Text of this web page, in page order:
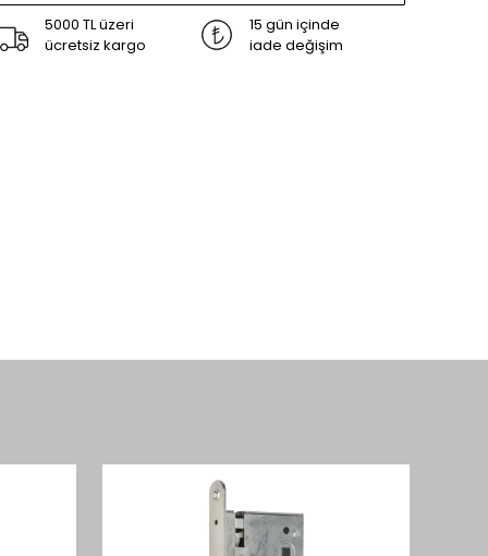
5000 TL üzeri
ücretsiz kargo
15 gün içinde
iade değişim